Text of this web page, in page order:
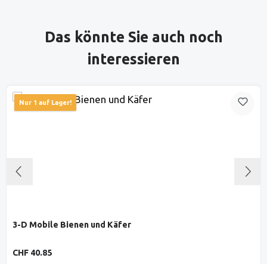
Produktgalerie überspringen
Das könnte Sie auch noch
interessieren
Nur 1 auf Lager!
3-D Mobile Bienen und Käfer
Regulärer Preis:
CHF 40.85